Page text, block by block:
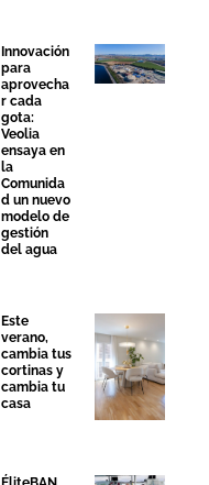
Innovación
para
aprovecha
r cada
gota:
Veolia
ensaya en
la
Comunida
d un nuevo
modelo de
gestión
del agua
Este
verano,
cambia tus
cortinas y
cambia tu
casa